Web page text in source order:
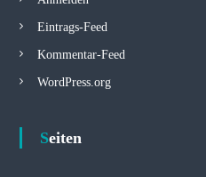
Eintrags-Feed
Kommentar-Feed
WordPress.org
Seiten